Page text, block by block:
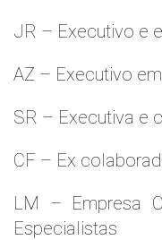
JR – Executivo e
AZ – Executivo
SR – Executiva e
CF – Ex
LM – Empresa
Especialistas